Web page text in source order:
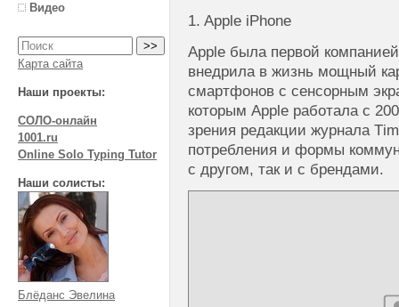
Видео
Карта сайта
Наши проекты:
СОЛО-онлайн
1001.ru
Online Solo Typing Tutor
Наши солисты:
Блёданс Эвелина
1. Apple iPhone
Apple была первой
внедрила в жизнь мощный
смартфонов с сенсорным
которым Apple работала с
зрения редакции журнала
потребления и формы
с другом, так и с брендами.